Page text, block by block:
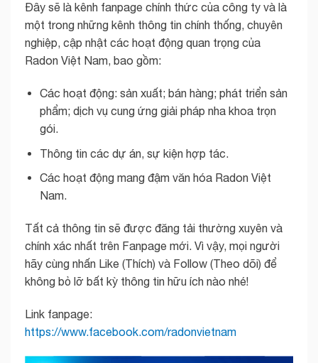
Đây sẽ là kênh fanpage chính thức của công ty và là
một trong những kênh thông tin chính thống, chuyên
nghiệp, cập nhật các hoạt động quan trọng của
Radon Việt Nam, bao gồm:
Các hoạt động: sản xuất; bán hàng; phát triển sản
phẩm; dịch vụ cung ứng giải pháp nha khoa trọn
gói.
Thông tin các dự án, sự kiện hợp tác.
Các hoạt động mang đậm văn hóa Radon Việt
Nam.
Tất cả thông tin sẽ được đăng tải thường xuyên và
chính xác nhất trên Fanpage mới. Vì vậy, mọi người
hãy cùng nhấn Like (Thích) và Follow (Theo dõi) để
không bỏ lỡ bất kỳ thông tin hữu ích nào nhé!
Link fanpage:
https://www.facebook.com/radonvietnam